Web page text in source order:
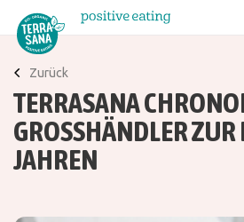
Über uns
Wissenswertes
FAQ
Zurück
TERRASANA
GROSSHÄNDLER ZUR
AHREN